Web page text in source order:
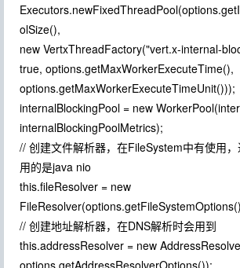
olSize(),
new VertxThreadFactory("vert.x-internal-
true, options.getMaxWorkerExecuteTime(),
options.getMaxWorkerExecuteTimeUnit()));
internalBlockingPool = new
internalBlockingPoolMetrics);
// 创建文件解析器，在FileSystem中有使用
用的是java nio
this.fileResolver = new
// 创建地址解析器，在DNS解析时会用到
this.addressResolver = new
options.getAddressResolverOptions());